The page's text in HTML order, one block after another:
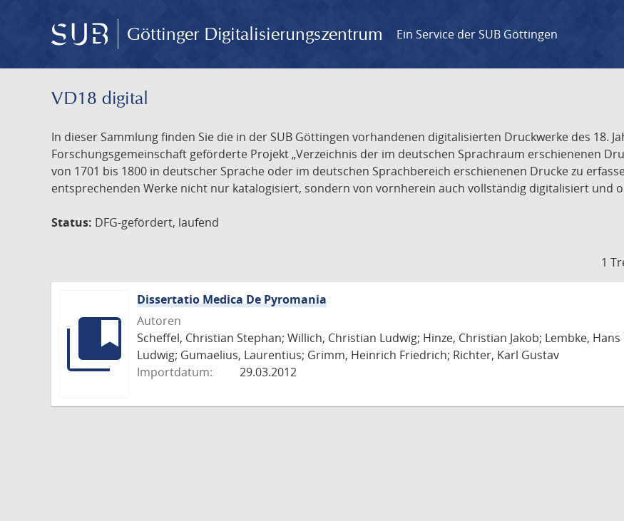
Göttinger Digitalisierungszentrum Ein Service der SUB Göttingen
VD18 digital
In dieser Sammlung finden Sie die in der SUB Göttingen vorhandenen digitalisierten Druckwerke des 18.
Forschungsgemeinschaft geförderte Projekt „Verzeichnis der im deutschen Sprachraum erschienenen
von 1701 bis 1800 in deutscher Sprache oder im deutschen Sprachbereich erschienenen Drucke zu
entsprechenden Werke nicht nur katalogisiert, sondern von vornherein auch vollständig digitalisiert und
Status: DFG-gefördert, laufend
1
Dissertatio Medica De Pyromania
Autoren
Scheffel, Christian Stephan; Willich, Christian Ludwig; Hinze, Christian Jakob; Lembke,
Ludwig; Gumaelius, Laurentius; Grimm, Heinrich Friedrich; Richter, Karl Gustav
Importdatum:
29.03.2012